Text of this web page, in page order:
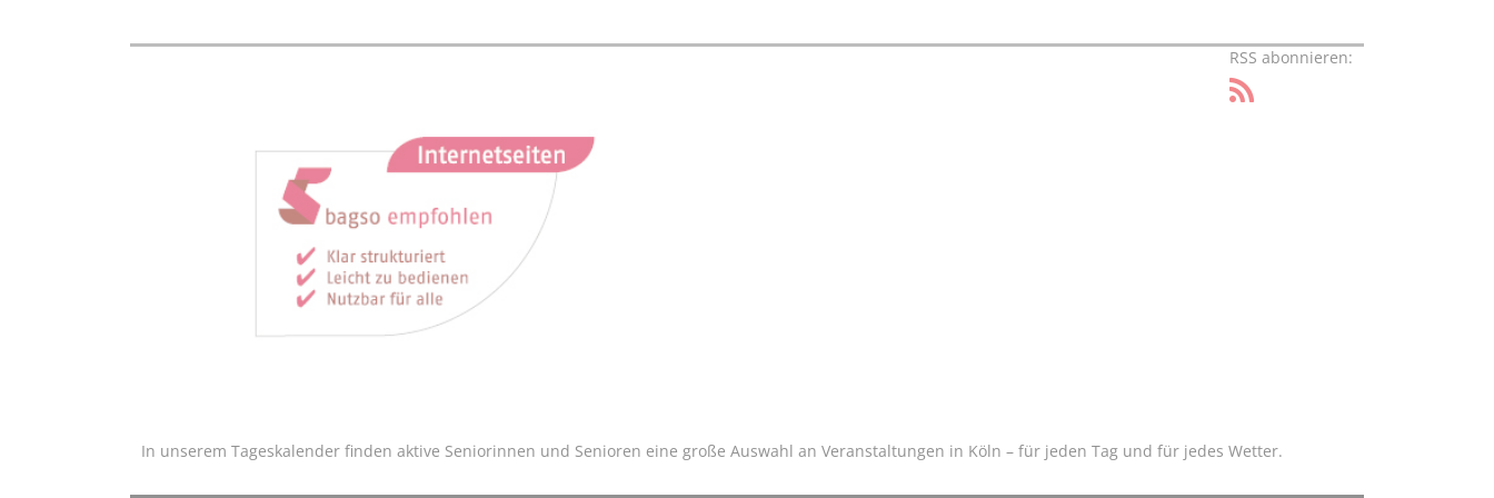
RSS abonnieren:
In unserem Tageskalender finden aktive Seniorinnen und Senioren eine große Auswahl an Veranstaltungen in Köln – für jeden Tag und für jedes Wetter.